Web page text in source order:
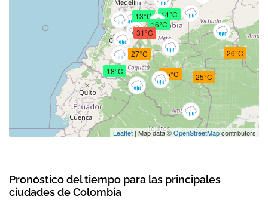
16°C
25°C
31°C
27°C
14°C
26°C
18°C
25°C
13°C
Leaflet | Map data ©OpenStreetMapcontributors
Pronóstico del tiempo para las principales
ciudades de Colombia